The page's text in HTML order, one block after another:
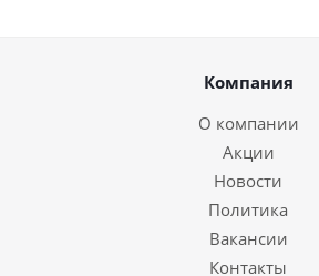
Компания
О компании
Акции
Новости
Политика
Вакансии
Контакты